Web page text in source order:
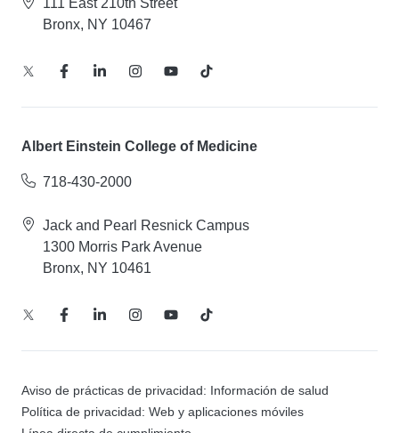
111 East 210th Street
Bronx, NY 10467
Albert Einstein College of Medicine
718-430-2000
Jack and Pearl Resnick Campus
1300 Morris Park Avenue
Bronx, NY 10461
Aviso de prácticas de privacidad: Información de salud
Política de privacidad: Web y aplicaciones móviles